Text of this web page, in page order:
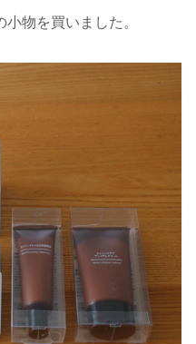
物を買いました。